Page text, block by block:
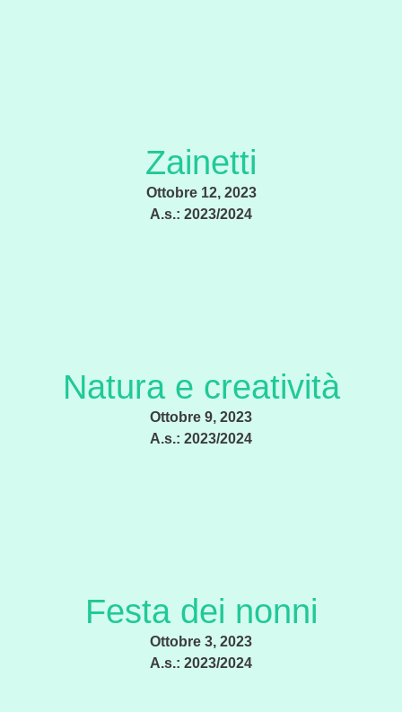
Zainetti
Ottobre 12, 2023
A.s.: 2023/2024
Natura e creatività
Ottobre 9, 2023
A.s.: 2023/2024
Festa dei nonni
Ottobre 3, 2023
A.s.: 2023/2024